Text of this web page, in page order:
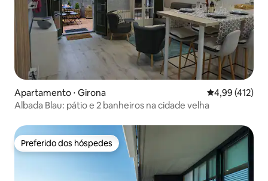
Apartamento ⋅ Girona 4,99 de uma
4,99 (412)
Albada Blau: pátio e 2 banheiros na cidade velha
Preferido dos hóspedes
Preferido dos hóspedes